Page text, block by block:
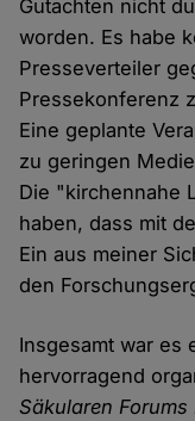
Gutachten nicht
worden. Es habe
Presseverteiler
Pressekonferenz
Eine geplante
zu geringen
Die "kirchennahe
haben, dass mit
Ein aus meiner
den
Insgesamt war es
hervorragend
Säkularen Forums